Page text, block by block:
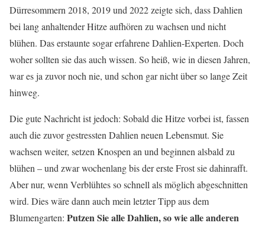
Dürresommern 2018, 2019 und 2022 zeigte sich, dass Dahlien
bei lang anhaltender Hitze aufhören zu wachsen und nicht
blühen. Das erstaunte sogar erfahrene Dahlien-Experten. Doch
woher sollten sie das auch wissen. So heiß, wie in diesen Jahren,
war es ja zuvor noch nie, und schon gar nicht über so lange Zeit
hinweg.
Die gute Nachricht ist jedoch: Sobald die Hitze vorbei ist, fassen
auch die zuvor gestressten Dahlien neuen Lebensmut. Sie
wachsen weiter, setzen Knospen an und beginnen alsbald zu
blühen – und zwar wochenlang bis der erste Frost sie dahinrafft.
Aber nur, wenn Verblühtes so schnell als möglich abgeschnitten
wird. Dies wäre dann auch mein letzter Tipp aus dem
Blumengarten: Putzen Sie alle Dahlien, so wie alle anderen